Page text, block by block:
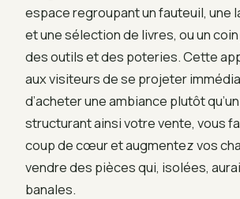
espace regroupant un fauteuil, une
et une sélection de livres, ou un
des outils et des poteries. Cette
aux visiteurs de se projeter
d’acheter une ambiance plutôt
structurant ainsi votre vente, vous
coup de cœur et augmentez vos
vendre des pièces qui, isolées,
banales.